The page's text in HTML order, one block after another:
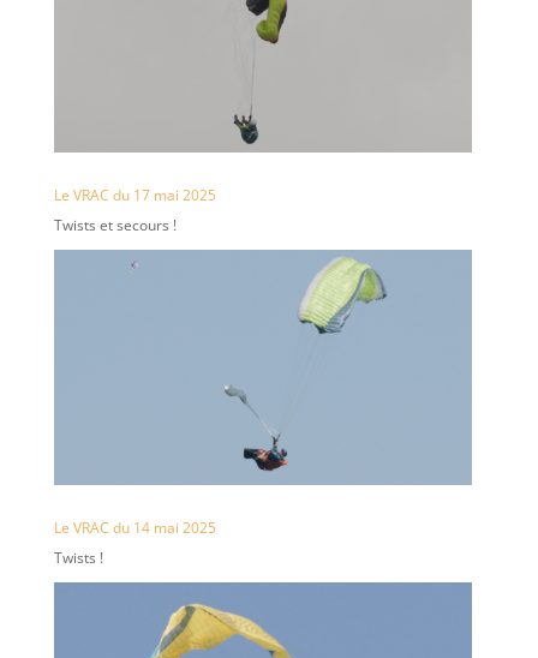
Le VRAC du 17 mai 2025
Twists et secours !
Le VRAC du 14 mai 2025
Twists !